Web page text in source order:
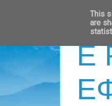
E
This
are